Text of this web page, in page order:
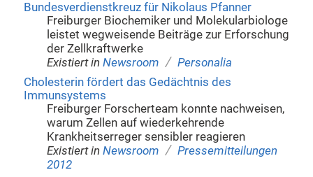
Bundesverdienstkreuz für Nikolaus Pfanner
Freiburger Biochemiker und Molekularbiologe
leistet wegweisende Beiträge zur Erforschung
der Zellkraftwerke
Existiert in Newsroom / Personalia
Cholesterin fördert das Gedächtnis des
Immunsystems
Freiburger Forscherteam konnte nachweisen,
warum Zellen auf wiederkehrende
Krankheitserreger sensibler reagieren
Existiert in Newsroom / Pressemitteilungen
2012